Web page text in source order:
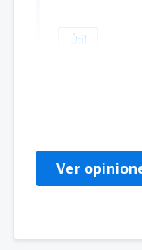
Útil
Ver